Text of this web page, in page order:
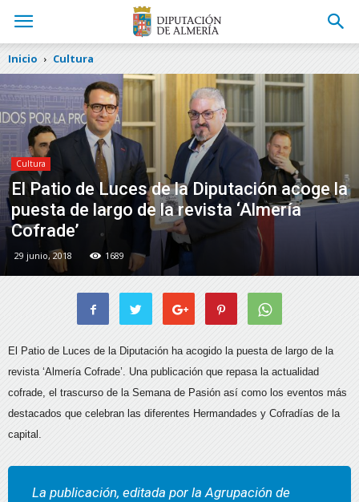
Inicio Cultura
Cultura
El Patio de Luces de la Diputación acoge la
puesta de largo de la revista ‘Almería
Cofrade’
29 junio, 2018 1689
El Patio de Luces de la Diputación ha acogido la puesta de largo de la
revista ‘Almería Cofrade’. Una publicación que repasa la actualidad
cofrade, el trascurso de la Semana de Pasión así como los eventos más
destacados que celebran las diferentes Hermandades y Cofradías de la
capital.
La publicación, editada por la Agrupación de